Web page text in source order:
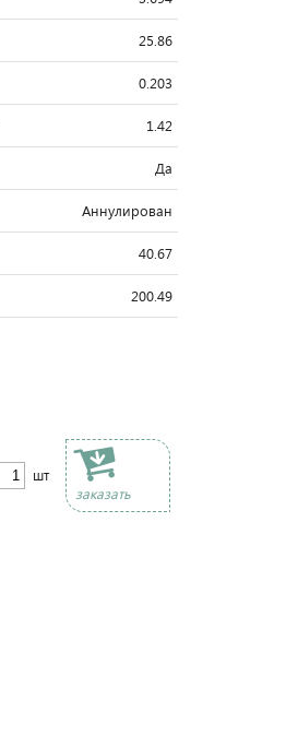
25.86
0.203
1.42
Да
Аннулирован
40.67
200.49
шт
заказать